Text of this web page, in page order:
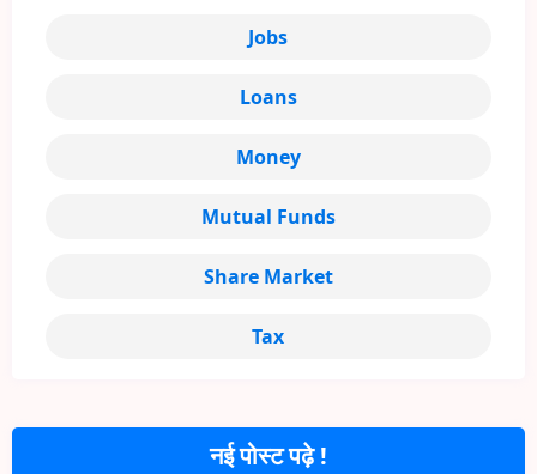
नई पोस्ट पढ़े !
Jobs
Loans
Money
Mutual Funds
Share Market
Tax